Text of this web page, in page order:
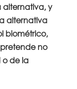
alternativa, y
alternativa
biométrico,
no
o de la